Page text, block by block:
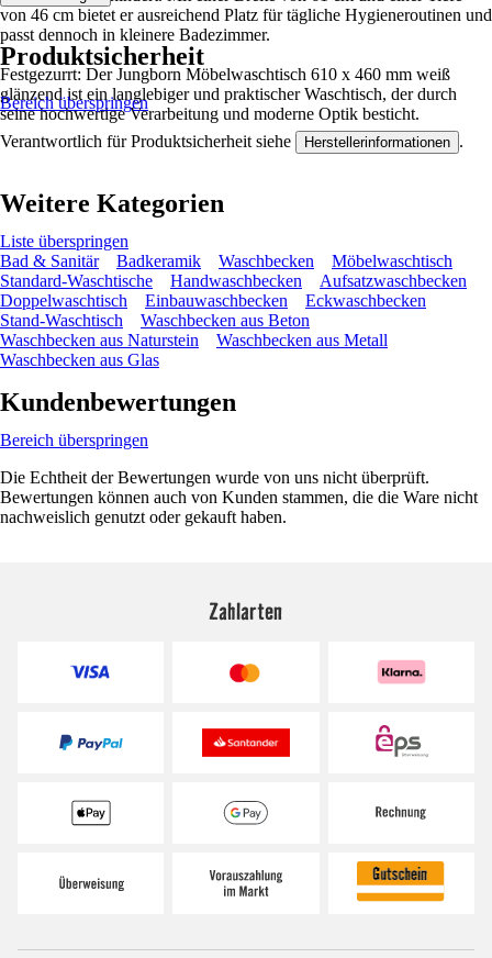
von 46 cm bietet er ausreichend Platz für tägliche Hygieneroutinen und
passt dennoch in kleinere Badezimmer.
Festgezurrt: Der Jungborn Möbelwaschtisch 610 x 460 mm weiß
glänzend ist ein langlebiger und praktischer Waschtisch, der durch
seine hochwertige Verarbeitung und moderne Optik besticht.
Produktsicherheit
Bereich überspringen
Verantwortlich für Produktsicherheit siehe Herstellerinformationen .
Weitere Kategorien
Liste überspringen
Bad & Sanitär
Badkeramik Waschbecken
Möbelwaschtisch
Standard-Waschtische
Handwaschbecken
Aufsatzwaschbecken
Doppelwaschtisch
Einbauwaschbecken
Eckwaschbecken
Stand-Waschtisch
Waschbecken aus Beton
Waschbecken aus Naturstein
Waschbecken aus Metall
Waschbecken aus Glas
Kundenbewertungen
Bereich überspringen
Die Echtheit der Bewertungen wurde von uns nicht überprüft.
Bewertungen können auch von Kunden stammen, die die Ware nicht
nachweislich genutzt oder gekauft haben.
Zahlarten